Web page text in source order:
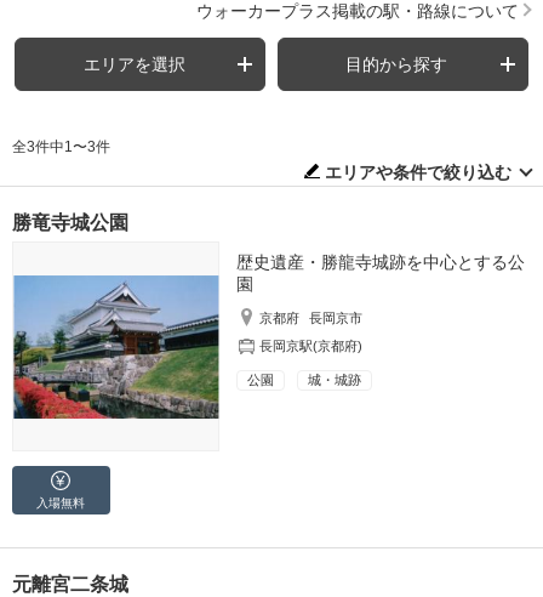
ウォーカープラス掲載の駅・路線について
エリアを選択 目的から探す
全3件中1〜3件
エリアや条件で絞り込む
勝竜寺城公園
歴史遺産・勝龍寺城跡を中心とする公
園
京都府
長岡京市
長岡京駅(京都府)
公園 城・城跡
入場無料
元離宮二条城